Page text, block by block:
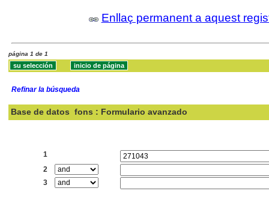
Enllaç permanent a aquest
página 1 de 1
Refinar la búsqueda
Base de datos fons : Formulario avanzado
1
2
3